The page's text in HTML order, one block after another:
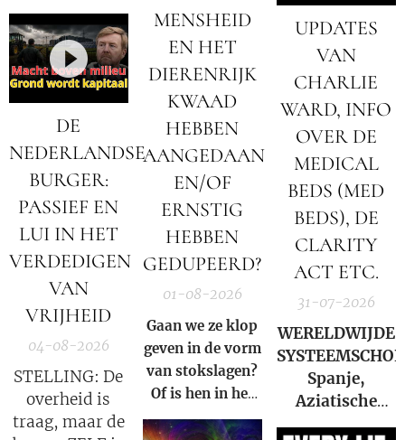
hebben – en het
niet eens weten.
DE
NEDERLANDSE
BURGER:
PASSIEF EN
LUI IN HET
VERDEDIGEN
VAN
VRIJHEID
04-08-2026
STELLING: De
overheid is
traag, maar de
MENSHEID
EN HET
DIERENRIJK
KWAAD
HEBBEN
AANGEDAAN
EN/OF
ERNSTIG
HEBBEN
GEDUPEERD?
01-08-2026
Gaan we ze klop
geven in de vorm
van stokslagen?
Of is hen in het
Licht zetten van
UPDATES
VAN
CHARLIE
WARD, INFO
OVER DE
MEDICAL
BEDS (MED
BEDS), DE
CLARITY
ACT ETC.
31-07-2026
WERELDWIJDE
Spanje,
Aziatische
markten en